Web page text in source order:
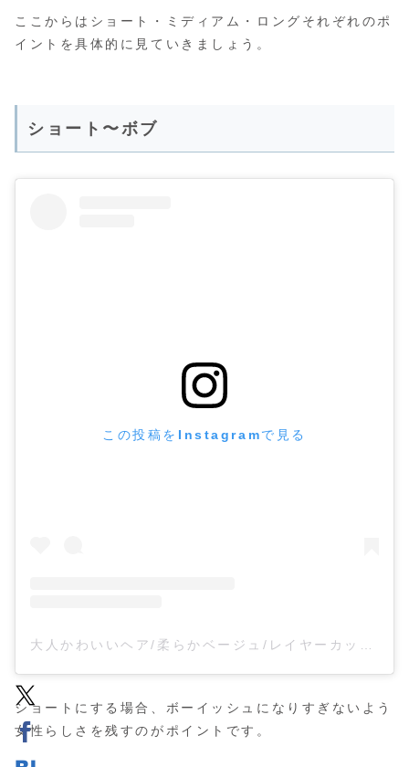
ここからはショート・ミディアム・ロングそれぞれのポ
イントを具体的に見ていきましょう。
ショート〜ボブ
この投稿をInstagramで見る
ショートにする場合、ボーイッシュになりすぎないよう
女性らしさを残すのがポイントです。